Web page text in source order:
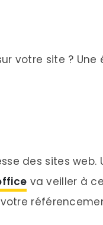
votre site ? Une
des sites web.
va veiller à